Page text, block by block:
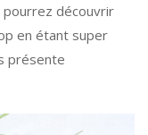
pourrez découvrir
en étant super
présente